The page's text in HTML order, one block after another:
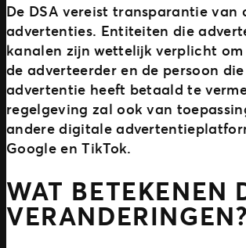
De DSA vereist transparantie van
advertenties. Entiteiten die
kanalen zijn wettelijk verplicht
de adverteerder en de persoon
advertentie heeft betaald te
regelgeving zal ook van
andere digitale
Google en TikTok.
WAT BETEKENEN
VERANDERINGEN?